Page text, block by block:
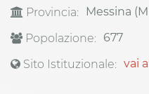
Provincia:
Messina
Popolazione:
677
Sito Istituzionale: vai